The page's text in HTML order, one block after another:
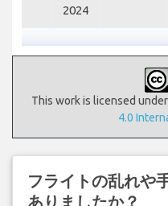
2024
This work is licensed under
4.0
フライトの乱れや
ありましたか？